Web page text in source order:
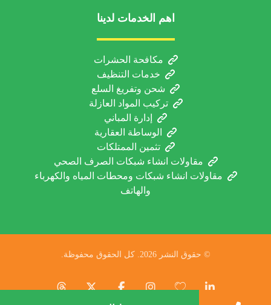
اهم الخدمات لدينا
مكافحة الحشرات
خدمات التنظيف
شحن وتفريغ السلع
تركيب المواد العازلة
إدارة المباني
الوساطة العقارية
تثمين الممتلكات
مقاولات انشاء شبكات الصرف الصحي
مقاولات انشاء شبكات ومحطات المياه والكهرباء
والهاتف
© حقوق النشر 2026. كل الحقوق محفوظة.